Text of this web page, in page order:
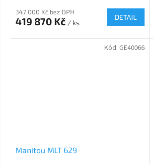
347 000 Kč bez DPH
419 870 Kč / ks
DETAIL
Manitou MLT 629
Kód: GE40066